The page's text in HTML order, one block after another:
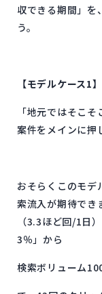
収できる期間」を
う。
【モデルケース1】
「地元ではそこ
案件をメインに押
おそらくこのモデ
索流入が期待でき
（3.3ほど回/1日
3％」から
検索ボリューム